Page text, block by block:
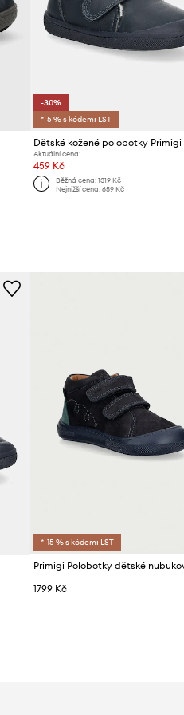
-30%
*-5 % s kódem: LST
Dětské kožené polobotky Primigi
Aktuální cena:
459 Kč
Běžná cena: 1319 Kč
Nejnižší cena: 659 Kč
*-15 % s kódem: LST
Primigi Polobotky dětské
1799 Kč